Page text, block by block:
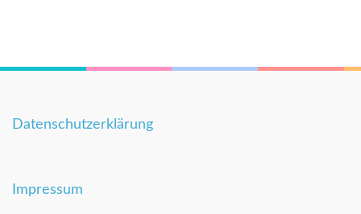
Datenschutzerklärung
Impressum